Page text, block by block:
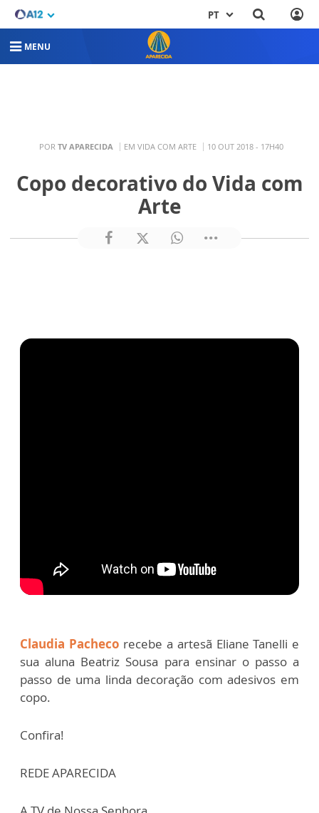
PT
MENU
POR TV APARECIDA EM VIDA COM ARTE 10 OUT 2018 - 17H40
Copo decorativo do Vida com
Arte
Claudia Pacheco recebe a artesã Eliane Tanelli e
sua aluna Beatriz Sousa para ensinar o passo a
passo de uma linda decoração com adesivos em
copo.
Confira!
REDE APARECIDA